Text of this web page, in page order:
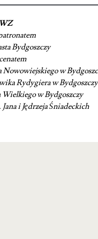
Bydgoszczy
w
Rydygiera w Bydgoszczy
w Bydgoszczy
i Jędrzeja Śniadeckich